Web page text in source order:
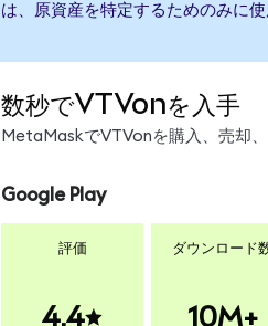
は、原資産を特定するためのみに使
数秒でVTVonを入手
MetaMaskでVTVonを購入、売却
Google Play
評価
4.4
ダウンロード
10M+